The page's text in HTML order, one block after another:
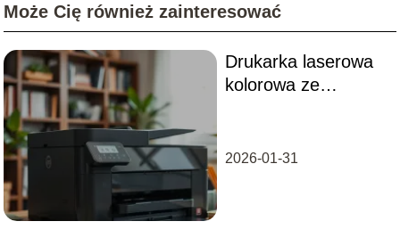
Może Cię również zainteresować
Drukarka laserowa
kolorowa ze
2026-01-31